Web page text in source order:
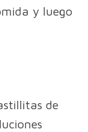
y luego
de